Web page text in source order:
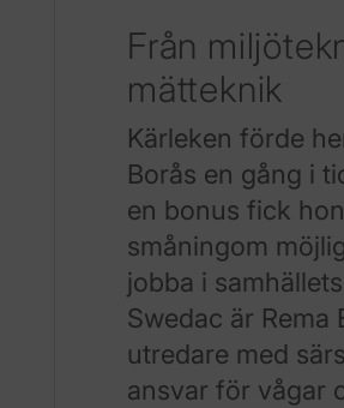
Från
mätteknik
Kärleken förde
Borås en gång i
en bonus fick
småningom
jobba i
Swedac är Rema
utredare med
ansvar för vågar